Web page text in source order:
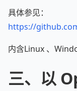
具体参见：
https://
内含Linux 、
三、以